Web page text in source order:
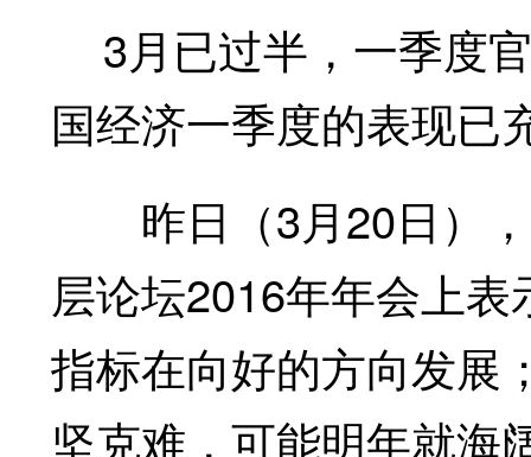
3月已过半，一季度
国经济一季度的表现已
昨日（3月20日），
层论坛2016年年会上
指标在向好的方向发展
坚克难，可能明年就海